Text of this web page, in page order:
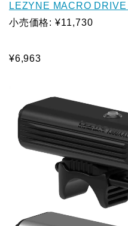
LEZYNE MACRO
小売価格: ¥11,730
¥6,963